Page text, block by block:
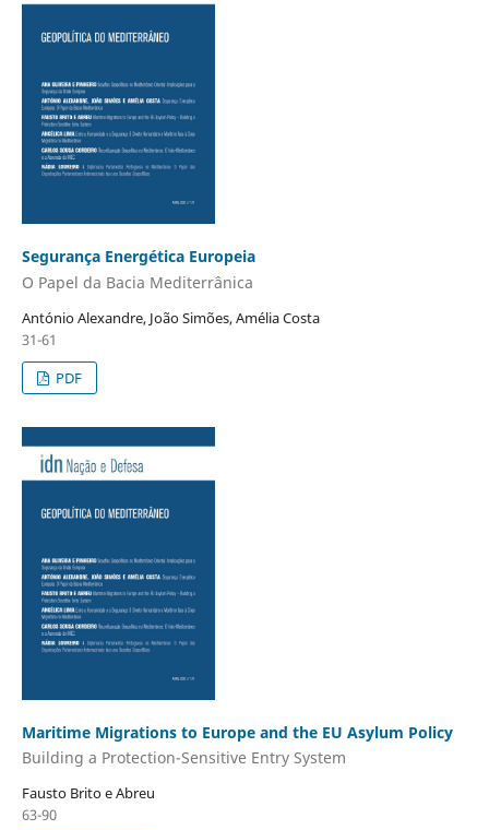
Segurança Energética Europeia
O Papel da Bacia Mediterrânica
António Alexandre, João Simões, Amélia Costa
31-61
PDF
Maritime Migrations to Europe and the EU Asylum Policy
Building a Protection-Sensitive Entry System
Fausto Brito e Abreu
63-90